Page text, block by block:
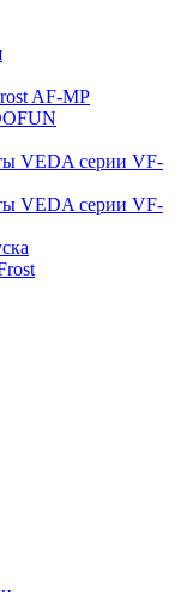
AF-MP
VEDA серии VF-
VEDA серии VF-